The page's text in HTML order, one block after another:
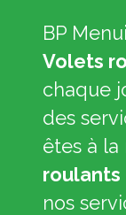
BP
Volets
chaque
des
êtes à
roulants
nos